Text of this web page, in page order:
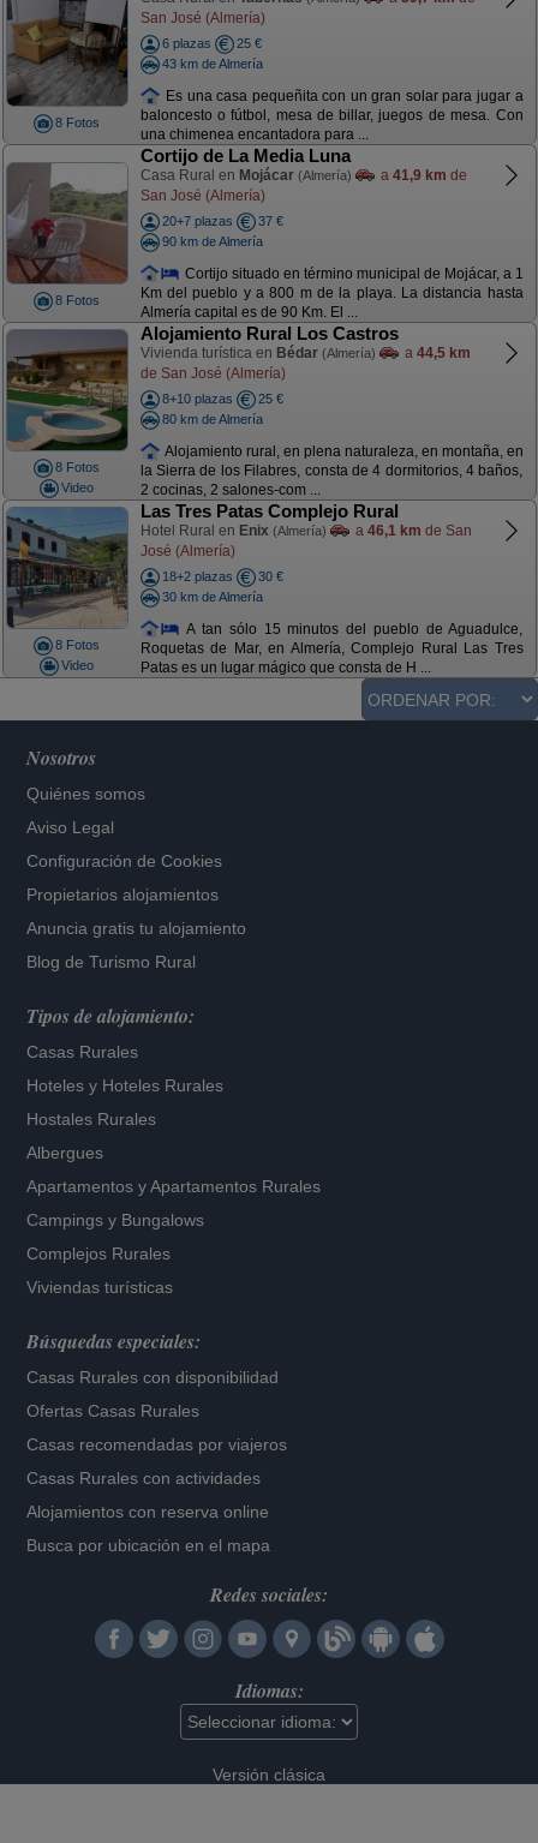
8 Fotos
San José (Almería)
6 plazas
25 €
43 km de Almería
Es una casa pequeñita con un gran solar para jugar a
baloncesto o fútbol, mesa de billar, juegos de mesa. Con
una chimenea encantadora para ...
8 Fotos
Cortijo de La Media Luna
Casa Rural en Mojácar (Almería) a 41,9 km de
San José (Almería)
20+7 plazas
37 €
90 km de Almería
Cortijo situado en término municipal de Mojácar, a 1
Km del pueblo y a 800 m de la playa. La distancia hasta
Almería capital es de 90 Km. El ...
8 Fotos
Video
Alojamiento Rural Los Castros
Vivienda turística en Bédar (Almería) a 44,5 km
de San José (Almería)
8+10 plazas
25 €
80 km de Almería
Alojamiento rural, en plena naturaleza, en montaña, en
la Sierra de los Filabres, consta de 4 dormitorios, 4 baños,
2 cocinas, 2 salones-com ...
8 Fotos
Video
Las Tres Patas Complejo Rural
Hotel Rural en Enix (Almería) a 46,1 km de San
José (Almería)
18+2 plazas
30 €
30 km de Almería
A tan sólo 15 minutos del pueblo de Aguadulce,
Roquetas de Mar, en Almería, Complejo Rural Las Tres
Patas es un lugar mágico que consta de H ...
Nosotros
Quiénes somos
Aviso Legal
Configuración de Cookies
Propietarios alojamientos
Anuncia gratis tu alojamiento
Blog de Turismo Rural
Tipos de alojamiento:
Casas Rurales
Hoteles y Hoteles Rurales
Hostales Rurales
Albergues
Apartamentos yApartamentos Rurales
Campings y Bungalows
Complejos Rurales
Viviendas turísticas
Búsquedas especiales:
Casas Rurales con disponibilidad
Ofertas Casas Rurales
Casas recomendadas por viajeros
Casas Rurales con actividades
Alojamientos con reserva online
Busca por ubicación en el mapa
Redes sociales:
Idiomas:
Versión clásica